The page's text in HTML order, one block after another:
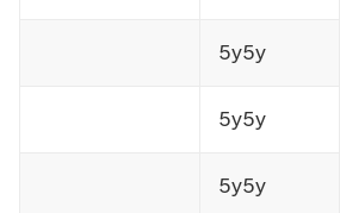
5y5y
5y5y
5y5y